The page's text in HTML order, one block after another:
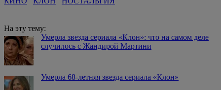
На эту тему:
Умерла звезда сериала «Клон»: что на самом деле
случилось с Жандирой Мартини
Умерла 68-летняя звезда сериала «Клон»